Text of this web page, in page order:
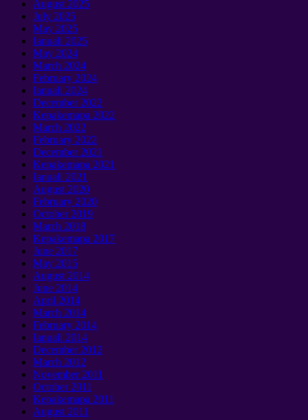
August 2025
July 2025
May 2025
Ianuali 2025
May 2024
March 2024
February 2024
Ianuali 2024
December2022
Kepakemapa 2022
March 2022
February 2022
December2021
Kepakemapa 2021
Ianuali 2021
August 2020
February 2020
October2019
March 2018
Kepakemapa 2017
June 2017
May 2015
August 2014
June 2014
April 2014
March 2014
February 2014
Ianuali 2014
December2012
March 2012
November2011
October2011
Kepakemapa 2011
August 2011